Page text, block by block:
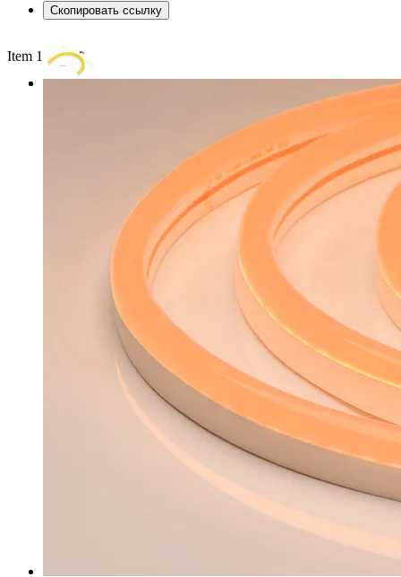
Скопировать ссылку
Item 1 of 2